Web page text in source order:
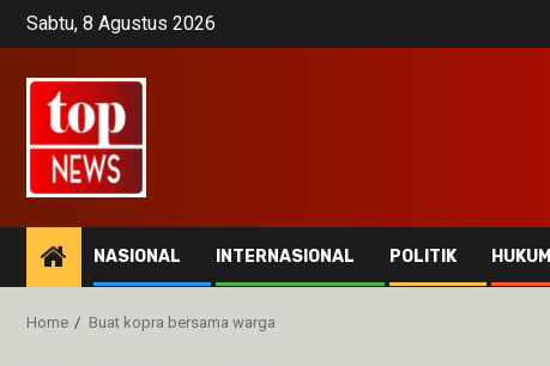
SkipSabtu, 8 Agustus 2026
NASIONAL INTERNASIONAL POLITIK HUKUM
Home Buat kopra bersama warga